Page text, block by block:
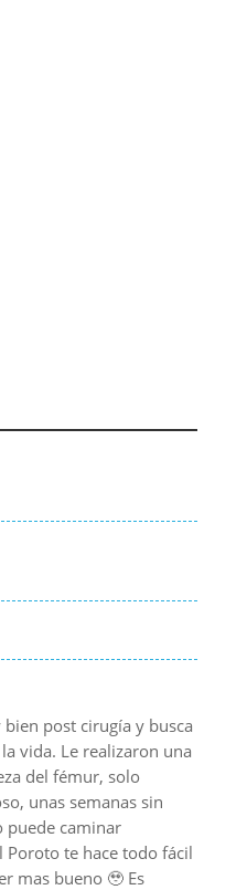
post cirugía y busca
vida. Le realizaron una
del fémur, solo
unas semanas sin
puede caminar
te hace todo fácil
mas bueno 🥹 Es